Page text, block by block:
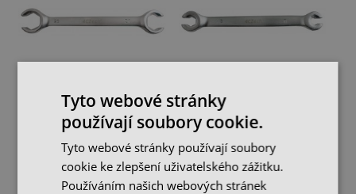
Klíč na převlečné matice
22 x 24 mm
skladem 1 ks
257 Kč367 Kč
cena bez DPH
Klíč na převlečné matice
6 x 8 mm
skladem 1 ks
98 Kč140 Kč
cena bez DPH
Tyto webové stránky
používají soubory cookie.
Tyto webové stránky používají soubory
cookie ke zlepšení uživatelského zážitku.
Používáním našich webových stránek